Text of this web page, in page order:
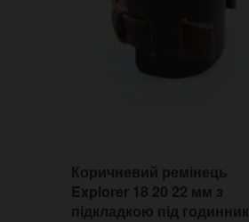
Коричневий ремінець
Explorer 18 20 22 мм з
підкладкою під годинник